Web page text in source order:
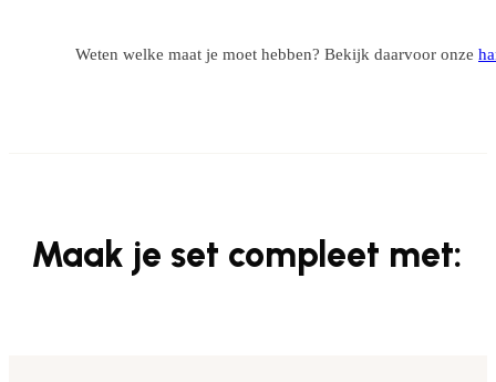
Weten welke maat je moet hebben? Bekijk daarvoor onze
Maak je set compleet met: